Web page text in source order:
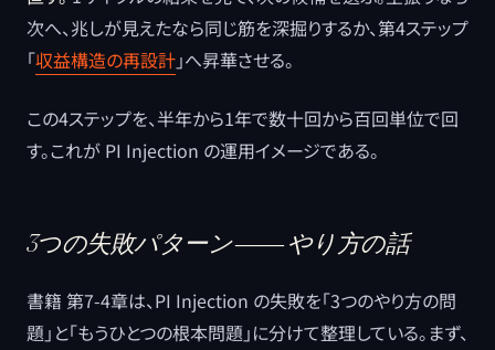
次へ、兆しが見えたなら同じ筋を深掘りするか、第4ステップ
「収益構造の再設計」へ昇華させる。
この4ステップを、半年から1年で数十回から百回単位で回
す。これが PI Injection の運用イメージである。
3つの失敗パターン ―― やり方の話
書籍 第7-4章は、PI Injection の失敗を「3つのやり方の問
題」と「もうひとつの根本問題」に分けて整理している。まず、